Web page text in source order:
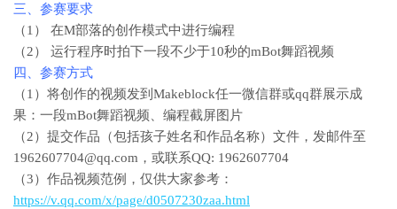
三、参赛要求
（1） 在M部落的创作模式中进行编程
（2） 运行程序时拍下一段不少于10秒的mBot舞蹈视频
四、参赛方式
（1）将创作的视频发到Makeblock任一微信群或qq群展示成
果：一段mBot舞蹈视频、编程截屏图片
（2）提交作品（包括孩子姓名和作品名称）文件，发邮件至
1962607704@qq.com，或联系QQ: 1962607704
（3）作品视频范例，仅供大家参考：
https://v.qq.com/x/page/d0507230zaa.html